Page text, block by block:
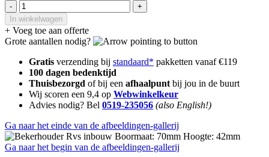
-
+
In winkelwagen
+ Voeg toe aan offerte
Grote aantallen nodig?
Gratis verzending bij standaard* pakketten vanaf €119
100 dagen bedenktijd
Thuisbezorgd of bij een afhaalpunt bij jou in de buurt
Wij scoren een 9,4 op Webwinkelkeur
Advies nodig? Bel 0519-235056 (also English!)
Ga naar het einde van de afbeeldingen-gallerij
Ga naar het begin van de afbeeldingen-gallerij